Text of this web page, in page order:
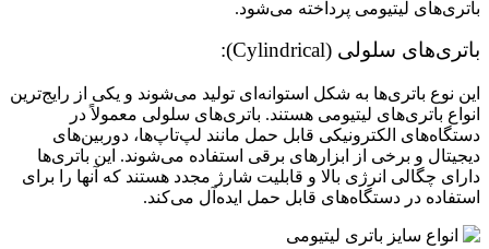
باتری‌های لیتیومی پرداخته می‌شود.
باتری‌های سلولی (Cylindrical):
این نوع باتری‌ها به شکل استوانه‌ای تولید می‌شوند و یکی از رایج‌ترین
انواع باتری‌های لیتیومی هستند. باتری‌های سلولی معمولاً در
دستگاه‌های الکترونیکی قابل حمل مانند لپ‌تاپ‌ها، دوربین‌های
دیجیتال و برخی از ابزارهای برقی استفاده می‌شوند. این باتری‌ها
دارای چگالی انرژی بالا و قابلیت شارژ مجدد هستند که آنها را برای
استفاده در دستگاه‌های قابل حمل ایده‌آل می‌کند.